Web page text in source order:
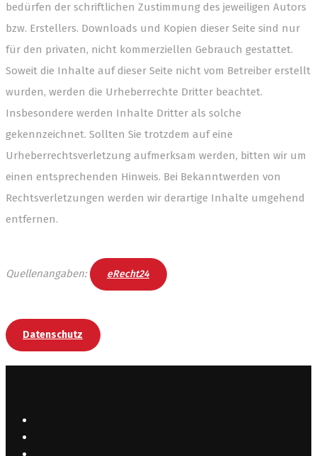
bedürfen der schriftlichen Zustimmung des jeweiligen Autors
bzw. Erstellers. Downloads und Kopien dieser Seite sind nur
für den privaten, nicht kommerziellen Gebrauch gestattet.
Soweit die Inhalte auf dieser Seite nicht vom Betreiber erstellt
wurden, werden die Urheberrechte Dritter beachtet.
Insbesondere werden Inhalte Dritter als solche
gekennzeichnet. Sollten Sie trotzdem auf eine
Urheberrechtsverletzung aufmerksam werden, bitten wir um
einen entsprechenden Hinweis. Bei Bekanntwerden von
Rechtsverletzungen werden wir derartige Inhalte umgehend
entfernen.
Quellenangaben: eRecht24
Datenschutz